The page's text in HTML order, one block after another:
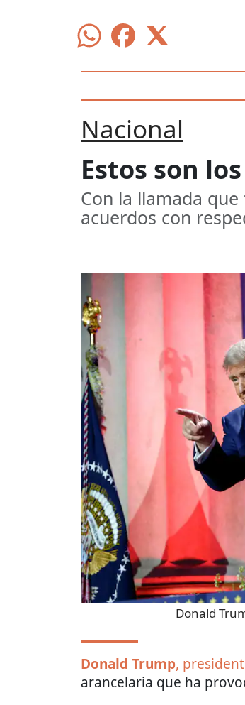
Nacional
Estos son
Con la llamada
acuerdos con
Donald
Donald Trump,
arancelaria que ha